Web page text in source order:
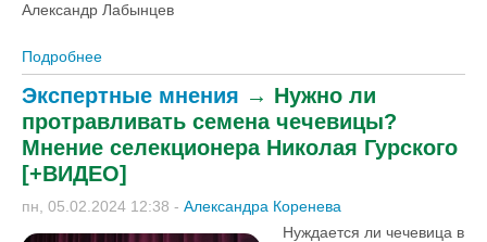
Александр Лабынцев
Подробнее
агроконсультант об оптимизации затрат на озимом
поле
Экспертные мнения → Нужно ли
протравливать семена чечевицы?
Мнение селекционера Николая Гурского
[+ВИДЕО]
пн, 05.02.2024 12:38 - Александра Коренева
Нуждается ли чечевица в